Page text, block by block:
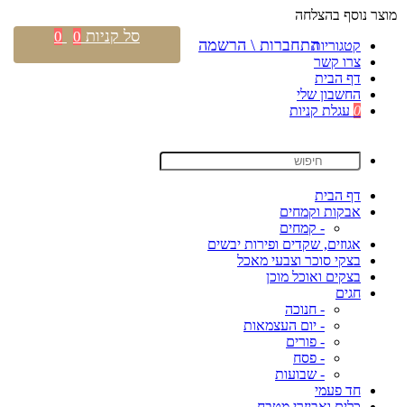
מוצר נוסף בהצלחה
קטגוריות
צרו קשר
דף הבית
החשבון שלי
0 עגלת קניות
דף הבית
אבקות וקמחים
- קמחים
אגוזים, שקדים ופירות יבשים
בצקי סוכר וצבעי מאכל
בצקים ואוכל מוכן
חגים
- חנוכה
- יום העצמאות
- פורים
- פסח
- שבועות
חד פעמי
התחברות \ הרשמה סל קניות 0
0